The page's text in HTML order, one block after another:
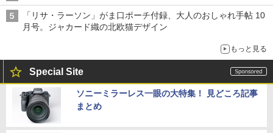
「リサ・ラーソン」がま口ポーチ付録、大人のおしゃれ手帖 10
月号。ジャカード織の北欧猫デザイン
もっと見る
Special Site
ソニーミラーレス一眼の大特集！ 見どころ記事
まとめ